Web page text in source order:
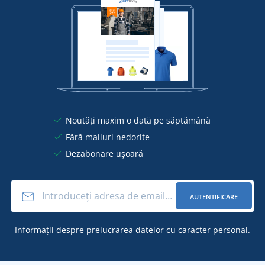
Noutăți maxim o dată pe săptămână
Fără mailuri nedorite
Dezabonare ușoară
AUTENTIFICARE
Informații despre prelucrarea datelor cu caracter personal.